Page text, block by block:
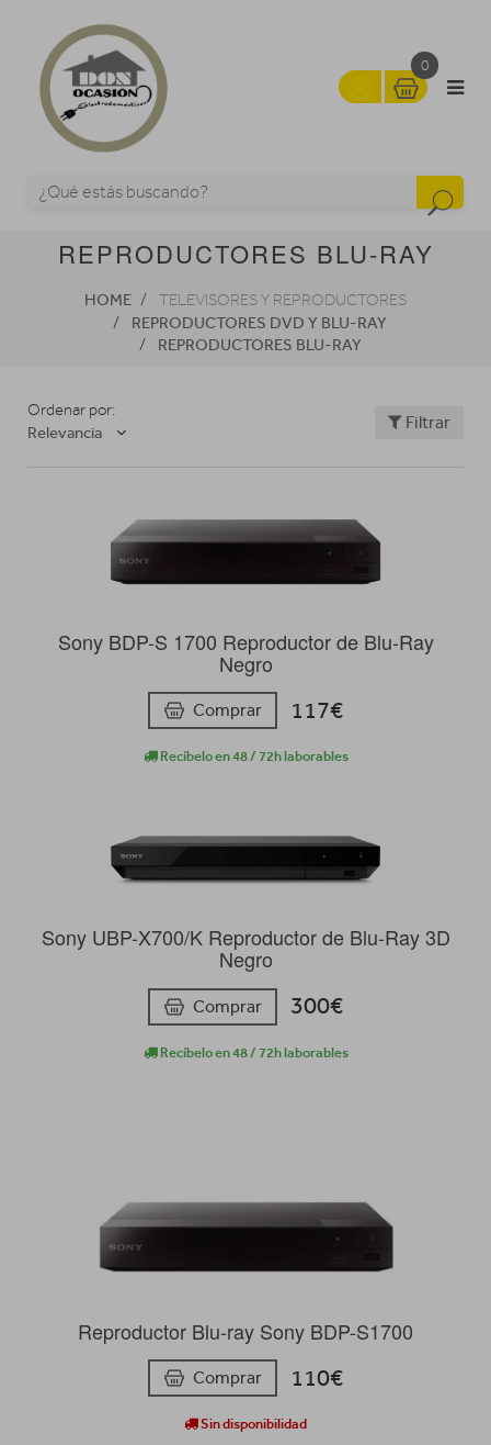
0
REPRODUCTORES BLU-RAY
HOME TELEVISORES Y REPRODUCTORES
REPRODUCTORES DVD Y BLU-RAY
REPRODUCTORES BLU-RAY
Ordenar por:
Relevancia
Filtrar
Sony BDP-S 1700 Reproductor de Blu-Ray
Negro
Comprar 117€
Recíbelo en 48 / 72h laborables
Sony UBP-X700/K Reproductor de Blu-Ray 3D
Negro
Comprar 300€
Recíbelo en 48 / 72h laborables
Reproductor Blu-ray Sony BDP-S1700
Comprar 110€
Sin disponibilidad